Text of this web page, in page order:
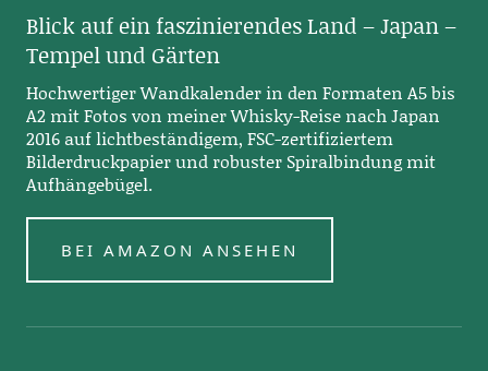
Blick auf ein faszinierendes Land – Japan –
Tempel und Gärten
Hochwertiger Wandkalender in den Formaten A5 bis
A2 mit Fotos von meiner Whisky-Reise nach Japan
2016 auf lichtbeständigem, FSC-zertifiziertem
Bilderdruckpapier und robuster Spiralbindung mit
Aufhängebügel.
BEI AMAZON ANSEHEN